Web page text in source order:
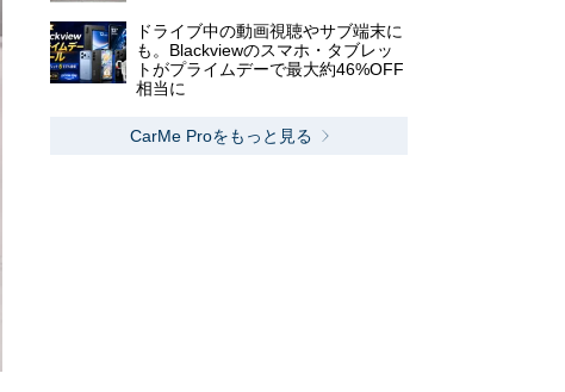
ドライブ中の動画視聴やサブ端末に
も。Blackviewのスマホ・タブレッ
トがプライムデーで最大約46%OFF
相当に
CarMe Proをもっと見る